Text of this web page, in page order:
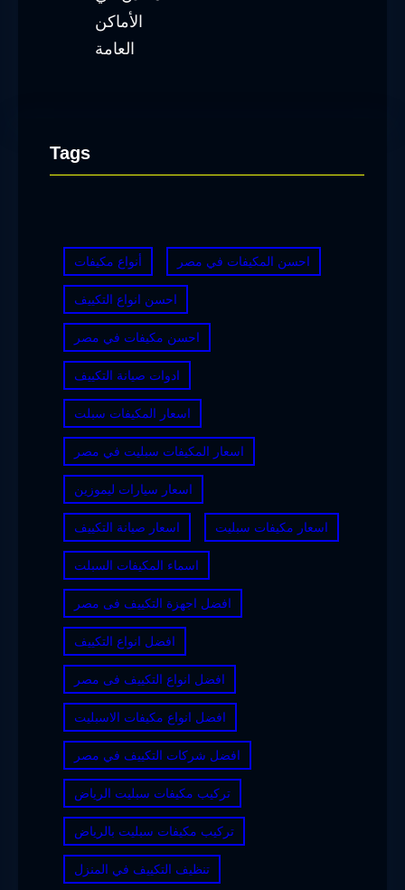
Tags
أنواع مكيفات احسن المكيفات في مصر
احسن انواع التكييف
احسن مكيفات في مصر
ادوات صيانة التكييف
اسعار المكيفات سبلت
اسعار المكيفات سبليت في مصر
اسعار سيارات ليموزين
اسعار صيانة التكييف اسعار مكيفات سبليت
اسماء المكيفات السبلت
افضل اجهزة التكييف فى مصر
افضل انواع التكييف
افضل انواع التكييف فى مصر
افضل انواع مكيفات الاسبليت
افضل شركات التكييف في مصر
تركيب مكيفات سبليت الرياض
تركيب مكيفات سبليت بالرياض
تنظيف التكييف في المنزل